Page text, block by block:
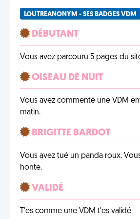
LOUTREANONYM - SES BADGES VDM
DÉBUTANT
Vous avez parcouru 5 pages du
OISEAU DE NUIT
Vous avez commenté une VDM
matin.
BRIGITTE BARDOT
Vous avez tué un panda roux.
honte.
VALIDÉ
T'es comme une VDM t'es validé